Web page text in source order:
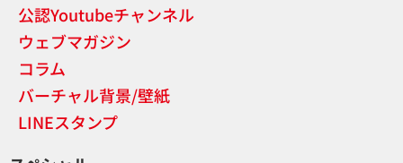
公認Youtubeチャンネル
ウェブマガジン
コラム
バーチャル背景/壁紙
LINEスタンプ